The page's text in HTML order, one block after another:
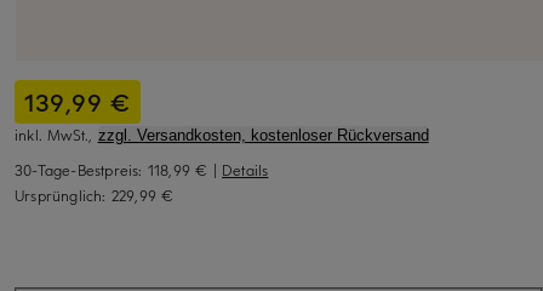
139,99 €
inkl. MwSt., zzgl. Versandkosten, kostenloser Rückversand
30-Tage-Bestpreis: 118,99 € | Details
Ursprünglich: 229,99 €